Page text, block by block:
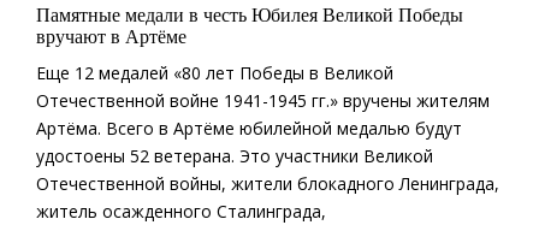
Памятные медали в честь Юбилея Великой Победы
вручают в Артёме
Еще 12 медалей «80 лет Победы в Великой
Отечественной войне 1941-1945 гг.» вручены жителям
Артёма. Всего в Артёме юбилейной медалью будут
удостоены 52 ветерана. Это участники Великой
Отечественной войны, жители блокадного Ленинграда,
житель осажденного Сталинграда,